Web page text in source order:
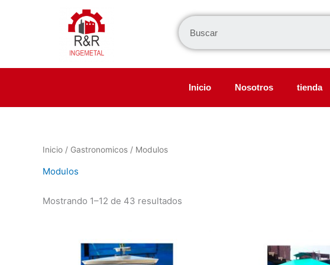
Inicio Nosotros tienda
Inicio / Gastronomicos / Modulos
Modulos
Mostrando 1–12 de 43 resultados